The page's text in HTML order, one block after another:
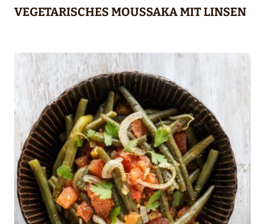
VEGETARISCHES MOUSSAKA MIT LINSEN